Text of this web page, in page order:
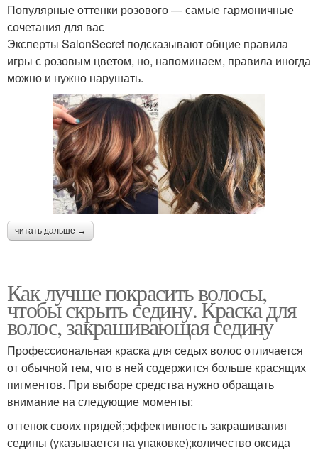
Популярные оттенки розового — самые гармоничные
сочетания для вас
Эксперты SalonSecret подсказывают общие правила
игры с розовым цветом, но, напоминаем, правила иногда
можно и нужно нарушать.
читать дальше →
Как лучше покрасить волосы,
чтобы скрыть седину. Краска для
волос, закрашивающая седину
Профессиональная краска для седых волос отличается
от обычной тем, что в ней содержится больше красящих
пигментов. При выборе средства нужно обращать
внимание на следующие моменты:
оттенок своих прядей;эффективность закрашивания
седины (указывается на упаковке);количество оксида